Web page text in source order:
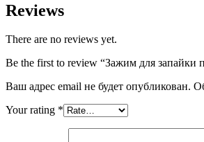
Reviews
There are no reviews yet.
Be the first to review “Зажим для запайки
Ваш адрес email не будет опубликован.
Your rating *